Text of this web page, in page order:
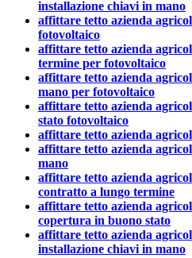
installazione chiavi in mano
affittare tetto azienda
fotovoltaico
affittare tetto azienda
termine per fotovoltaico
affittare tetto azienda
mano per fotovoltaico
affittare tetto azienda
stato fotovoltaico
affittare tetto azienda
affittare tetto azienda
mano
affittare tetto azienda
contratto a lungo termine
affittare tetto azienda
copertura in buono stato
affittare tetto azienda
installazione chiavi in mano